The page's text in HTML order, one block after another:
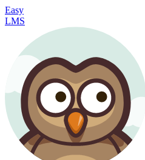
Easy
LMS